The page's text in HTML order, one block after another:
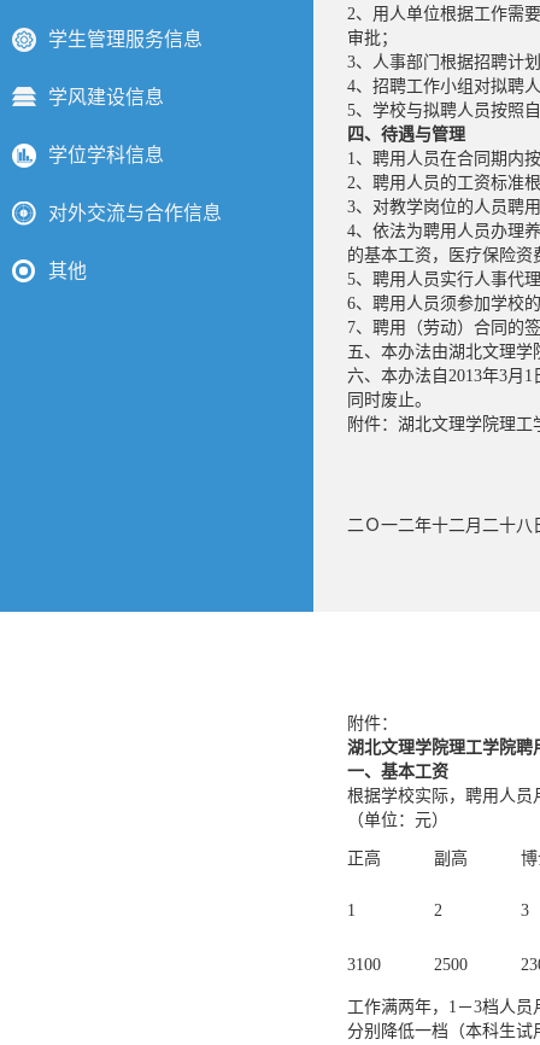
学生管理服务信息
学风建设信息
学位学科信息
对外交流与合作信息
其他
2、用人单位根据工作需
审批；
3、人事部门根据招聘计
4、招聘工作小组对拟聘
5、学校与拟聘人员按照
四、待遇与管理
1、聘用人员在合同期内
2、聘用人员的工资标准
3、对教学岗位的人员聘
4、依法为聘用人员办理
的基本工资，医疗保险
5、聘用人员实行人事代
6、聘用人员须参加学校
7、聘用（劳动）合同的
五、本办法由湖北文理
六、本办法自2013年3月
同时废止。
附件：湖北文理学院理
二Ｏ一二年十二月二十八
附件：
湖北文理学院理工学院聘
一、基本工资
根据学校实际，聘用人员
（单位：元）
正高 副高
1 2 3
3100 2500
工作满两年，1－3档人
分别降低一档（本科生试